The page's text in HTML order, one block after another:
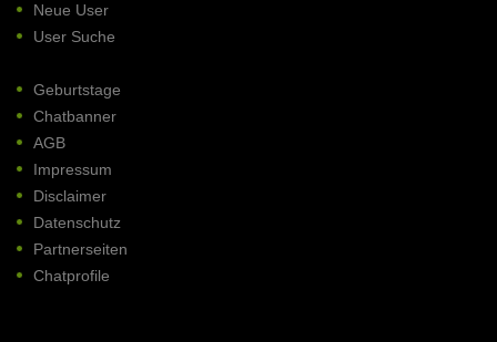
Neue User
User Suche
Geburtstage
Chatbanner
AGB
Impressum
Disclaimer
Datenschutz
Partnerseiten
Chatprofile